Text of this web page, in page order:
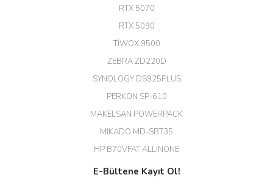
EROL ÇAKMAK | 26/12/2025
Diğer yorumları göster
RTX 5070
RTX 5090
TİWOX 9500
ZEBRA ZD220D
SYNOLOGY DS925PLUS
PERKON SP-610
MAKELSAN POWERPACK
MIKADO MD-SBT35
HP B70VFAT ALLINONE
E-Bültene Kayıt Ol!